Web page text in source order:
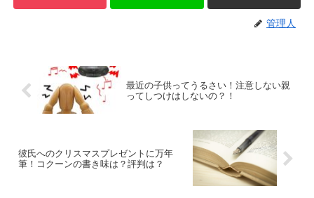
管理人
最近の子供ってうるさい！注意しない親
ってしつけはしないの？！
彼氏へのクリスマスプレゼントに万年
筆！コクーンの書き味は？評判は？